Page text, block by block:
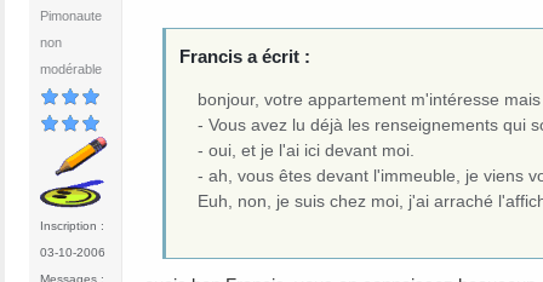
Pimonaute
non
modérable
Inscription :
03-10-2006
Messages :
Francis a écrit :
bonjour, votre appartement m'intéresse
- Vous avez lu déjà les renseignements qui
- oui, et je l'ai ici devant moi.
- ah, vous êtes devant l'immeuble, je viens
Euh, non, je suis chez moi, j'ai arraché